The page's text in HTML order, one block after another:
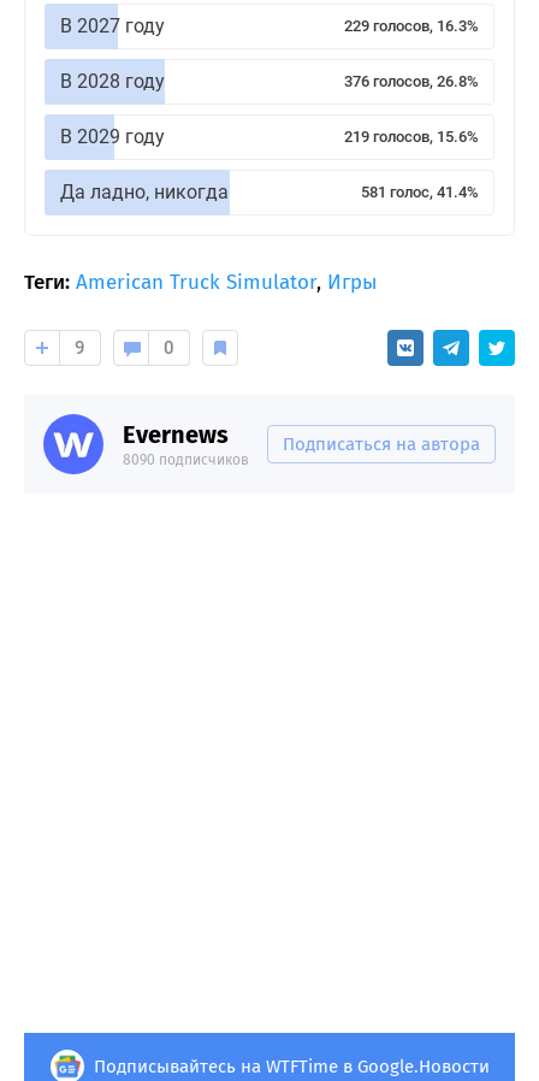
В 2027 году 229 голосов, 16.3%
В 2028 году 376 голосов, 26.8%
В 2029 году 219 голосов, 15.6%
Да ладно, никогда 581 голос, 41.4%
Теги: American Truck Simulator, Игры
9 0
Evernews
8090 подписчиков
Подписаться на автора
Подписывайтесь на WTFTime в Google.Новости